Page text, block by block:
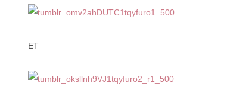
ET